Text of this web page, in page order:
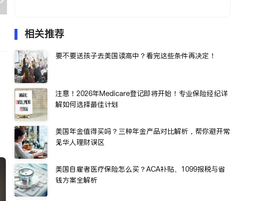
相关推荐
要不要送孩子去美国读高中？看完这些条件再决定！
注意！2026年Medicare登记即将开始！专业保险经纪详
解如何选择最佳计划
美国年金值得买吗？三种年金产品对比解析，帮你避开常
见华人理财误区
美国自雇者医疗保险怎么买？ACA补贴、1099报税与省
钱方案全解析